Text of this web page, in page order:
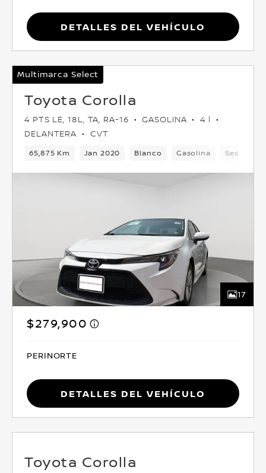
Detalles del vehículo
Multimarca Select
Toyota Corolla
4 PTS LE, 18L, TA, RA-16 GASOLINA
4 l
DELANTERA
CVT
65,875 Km Jan 2020 Blanco Gasolina Sedan
17
$279,900
PERINORTE
Detalles del vehículo
Toyota Corolla